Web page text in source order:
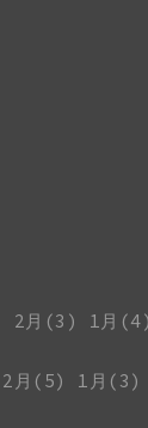
2月(3)
1月(4)
2月(5)
1月(3)